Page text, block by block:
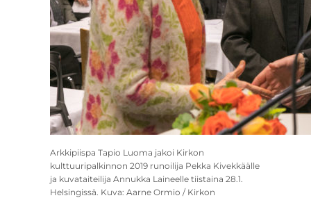
Arkkipiispa Tapio Luoma jakoi Kirkon
kulttuuripalkinnon 2019 runoilija Pekka Kivekkäälle
ja kuvataiteilija Annukka Laineelle tiistaina 28.1.
Helsingissä. Kuva: Aarne Ormio / Kirkon